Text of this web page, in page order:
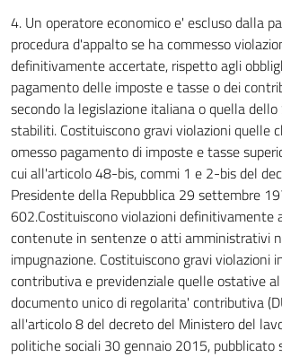
4. Un operatore economico e' escluso dalla
procedura d'appalto se ha commesso
definitivamente accertate, rispetto agli
pagamento delle imposte e tasse o dei
secondo la legislazione italiana o quella
stabiliti. Costituiscono gravi violazioni quelle
omesso pagamento di imposte e tasse
cui all'articolo 48-bis, commi 1 e 2-bis del
Presidente della Repubblica 29 settembre
602.Costituiscono violazioni definitivamente
contenute in sentenze o atti amministrativi
impugnazione. Costituiscono gravi violazioni
contributiva e previdenziale quelle ostative
documento unico di regolarita' contributiva
all'articolo 8 del decreto del Ministero del
politiche sociali 30 gennaio 2015, pubblicato